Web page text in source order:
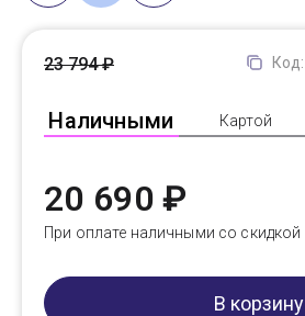
Код:
Наличными Картой
23 794 ₽
20 690 ₽
При оплате наличными со скидкой
В корзину